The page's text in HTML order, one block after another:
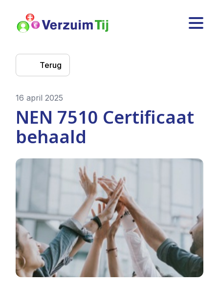
Terug
16 april 2025
NEN 7510 Certificaat
behaald